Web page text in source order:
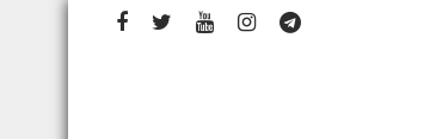
Перейти